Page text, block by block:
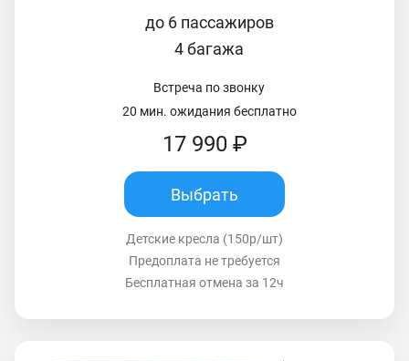
до 6 пассажиров
4 багажа
Встреча по звонку
20 мин. ожидания бесплатно
17 990 ₽
Выбрать
Детские кресла (150р/шт)
Предоплата не требуется
Бесплатная отмена за 12ч